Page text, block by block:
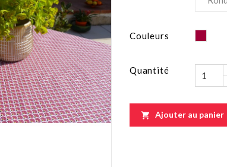
Couleurs
Quantité
 Ajouter au panier